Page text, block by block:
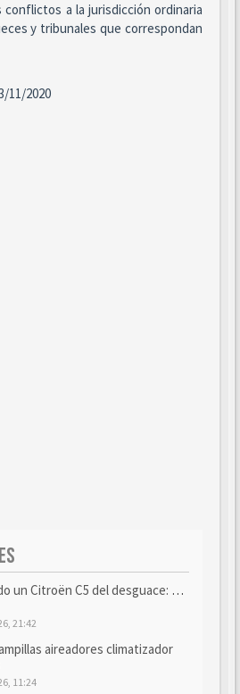
a la jurisdicción ordinaria
y tribunales que correspondan
11/2020
C5 del desguace: Presentación y seguimiento
21:42
aireadores climatizador
11:24